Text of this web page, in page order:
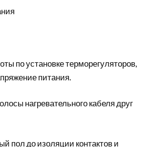
по установке терморегуляторов,
питания.
нагревательного кабеля друг
пол до изоляции контактов и